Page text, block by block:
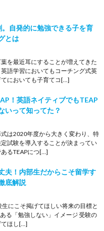
自発的に勉強できる子を育
とは
葉を最近耳にすることが増えてきた
語学習においてもコーチング式英
においても子育てコ[…]
！英語ネイティブでもTEAP
いって知ってた？
は2020年度から大きく変わり、特
試験を導入することが決まってい
るTEAPにつ[…]
夫！内部生だからこそ留学す
底解説
にこそ掲げてほしい将来の目標と
る「勉強しない」イメージ 受験の
てほし[…]